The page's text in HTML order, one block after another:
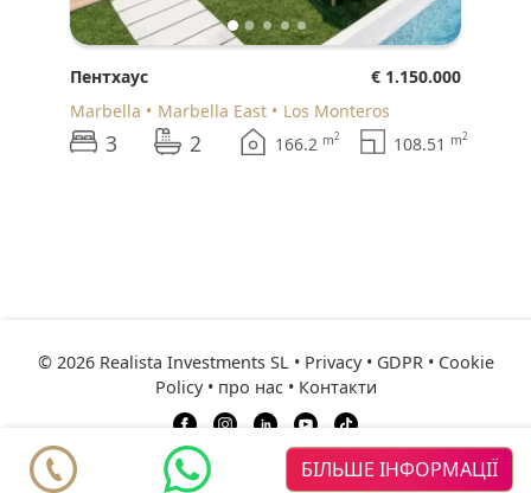
Пентхаус
€ 1.150.000
Marbella
Marbella East Los Monteros
3 2 166.2 m2 108.51 m2
© 2026 Realista Investments SL • Privacy • GDPR• Cookie
Policy• про нас• Контакти
ресурси Рекомендовані
БІЛЬШЕ ІНФОРМАЦІЇ